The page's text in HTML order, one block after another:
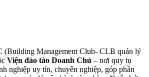
(Building Management Club- CLB quản lý
Viện đào tào Doanh Chủ – nơi quy tụ
nghiệp uy tín, chuyên nghiệp, góp phần